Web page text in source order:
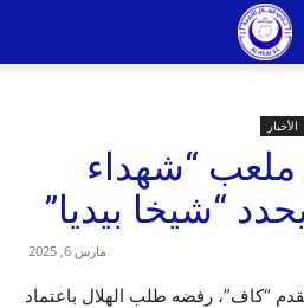
الأخبار
“شهداء
يحدد “شيخا بيديا”
مارس 6, 2025
“كاف”، رفضه طلب الهلال باعتماد